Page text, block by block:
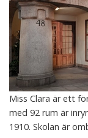
Miss Clara är ett
med 92 rum är
1910. Skolan är